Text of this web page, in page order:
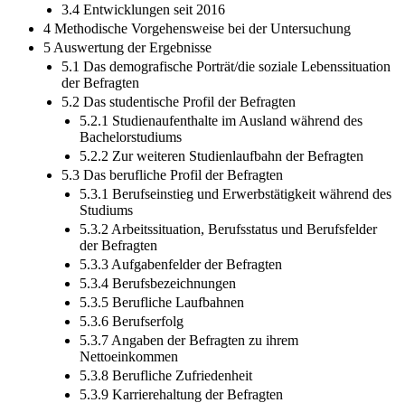
3.4 Entwicklungen seit 2016
4 Methodische Vorgehensweise bei der Untersuchung
5 Auswertung der Ergebnisse
5.1 Das demografische Porträt/die soziale Lebenssituation
der Befragten
5.2 Das studentische Profil der Befragten
5.2.1 Studienaufenthalte im Ausland während des
Bachelorstudiums
5.2.2 Zur weiteren Studienlaufbahn der Befragten
5.3 Das berufliche Profil der Befragten
5.3.1 Berufseinstieg und Erwerbstätigkeit während des
Studiums
5.3.2 Arbeitssituation, Berufsstatus und Berufsfelder
der Befragten
5.3.3 Aufgabenfelder der Befragten
5.3.4 Berufsbezeichnungen
5.3.5 Berufliche Laufbahnen
5.3.6 Berufserfolg
5.3.7 Angaben der Befragten zu ihrem
Nettoeinkommen
5.3.8 Berufliche Zufriedenheit
5.3.9 Karrierehaltung der Befragten